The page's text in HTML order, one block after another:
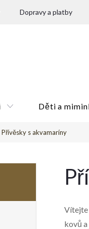
Dopravy a platby
Děti a
Přívěsky s akvamaríny
Vítejte
kovů